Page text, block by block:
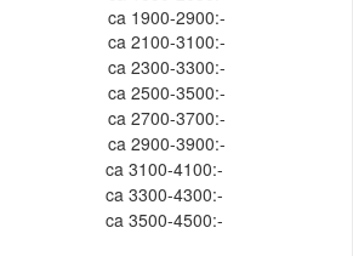
ca 1900-2900:-
ca 2100-3100:-
ca 2300-3300:-
ca 2500-3500:-
ca 2700-3700:-
ca 2900-3900:-
ca 3100-4100:-
ca 3300-4300:-
ca 3500-4500:-